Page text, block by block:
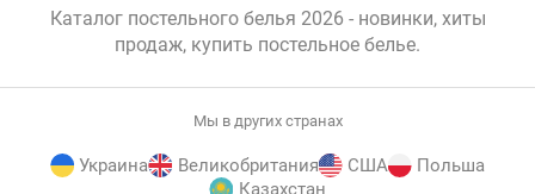
Каталог постельного белья 2026 - новинки, хиты
продаж, купить постельное белье.
Мы в других странах
Украина Великобритания США
Польша
Казахстан